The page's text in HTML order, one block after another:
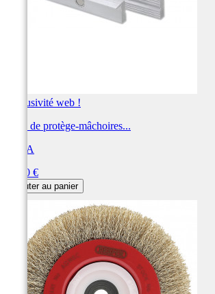
Exclusivité web !
Paire de protège-mâchoires...
BETA
68,40 €
Ajouter au panier